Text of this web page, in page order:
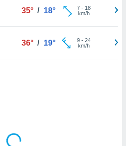
35° / 18° 7- 18
km/h
36° / 19° 9- 24
km/h